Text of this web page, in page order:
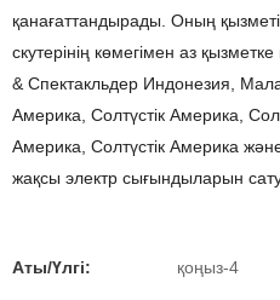
қанағаттандырады. Оның
скутерінің көмегімен аз
& Спектакльдер Индонезия,
Америка, Солтүстік Америка,
Америка, Солтүстік Америка
жақсы электр сығындыларын
Аты/Үлгі: қоңыз-4